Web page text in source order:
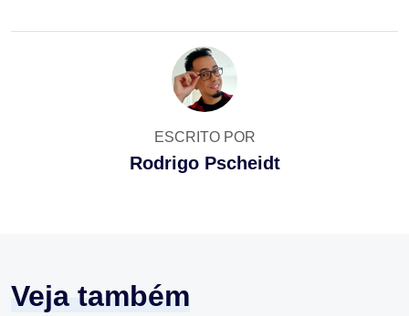
ESCRITO POR
Rodrigo Pscheidt
Veja também